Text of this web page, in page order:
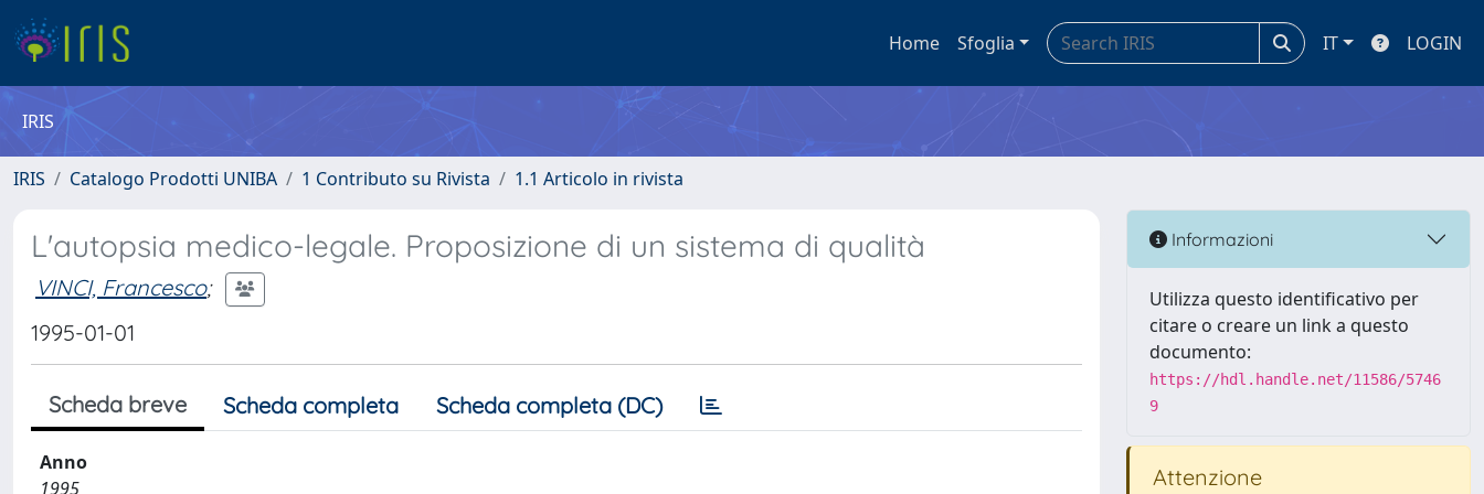
Home Sfoglia IT LOGIN
IRIS
IRIS Catalogo Prodotti UNIBA 1 Contributo su Rivista 1.1 Articolo in rivista
L'autopsia medico-legale. Proposizione di un sistema di qualità
VINCI, Francesco;
1995-01-01
Scheda breve Scheda completa Scheda completa (DC)
Anno
1995
Informazioni
Utilizza questo identificativo per
citare o creare un link a questo
documento:
https://hdl.handle.net/11586/5746
9
Attenzione